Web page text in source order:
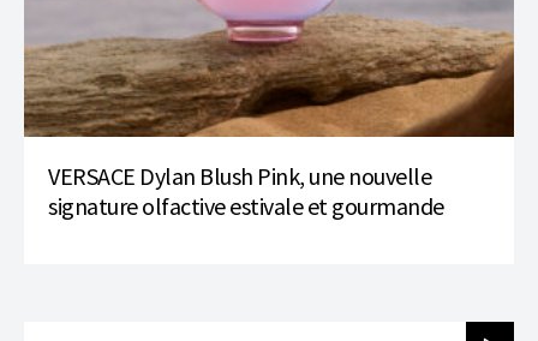
VERSACE Dylan Blush Pink, une nouvelle
signature olfactive estivale et gourmande